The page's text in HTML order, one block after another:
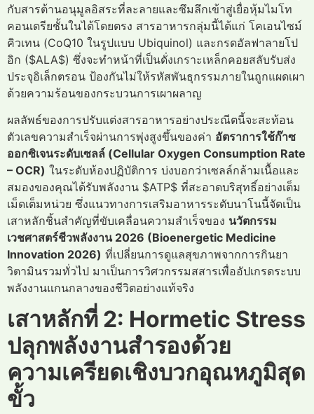
กับสารต้านอนุมูลอิสระที่ละลายและซึมลึกเข้าสู่เยื่อหุ้มไมโท
คอนเดรียชั้นในได้โดยตรง สารอาหารกลุ่มนี้ได้แก่ โคเอนไซม์
คิวเทน (CoQ10 ในรูปแบบ Ubiquinol) และกรดอัลฟาลายโป
อิก ($ALA$) ซึ่งจะทำหน้าที่เป็นดั่งเกราะเหล็กคอยสลับรับส่ง
ประจุอิเล็กตรอน ป้องกันไม่ให้รหัสพันธุกรรมภายในถูกแผดเผา
ด้วยความร้อนของกระบวนการเผาผลาญ
ผลลัพธ์ของการปรับแต่งสารอาหารอย่างประณีตนี้จะสะท้อน
ตัวเลขความสำเร็จผ่านการพุ่งสูงขึ้นของค่า อัตราการใช้ก๊าซ
ออกซิเจนระดับเซลล์ (Cellular Oxygen Consumption Rate
– OCR) ในระดับห้องปฏิบัติการ บ่งบอกว่าเซลล์กล้ามเนื้อและ
สมองของคุณได้รับพลังงาน $ATP$ ที่สะอาดบริสุทธิ์อย่างเต็ม
เม็ดเต็มหน่วย ซึ่งแนวทางการเสริมอาหารระดับนาโนนี้จัดเป็น
เสาหลักชิ้นสำคัญที่ขับเคลื่อนความสำเร็จของ นวัตกรรม
เวชศาสตร์ชีวพลังงาน 2026 (Bioenergetic Medicine
Innovation 2026) ที่เปลี่ยนการดูแลสุขภาพจากการกินยา
วิตามินรวมทั่วไป มาเป็นการวิศวกรรมสสารเพื่ออัปเกรดระบบ
พลังงานแกนกลางของชีวิตอย่างแท้จริง
เสาหลักที่ 2: Hormetic Stress
ปลุกพลังงานสำรองด้วย
ความเครียดเชิงบวกอุณหภูมิสุด
ขั้ว